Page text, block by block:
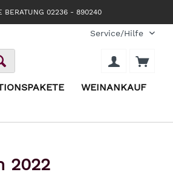
BERATUNG 02236 - 890240
Service/Hilfe
WEINANKAUF
2022